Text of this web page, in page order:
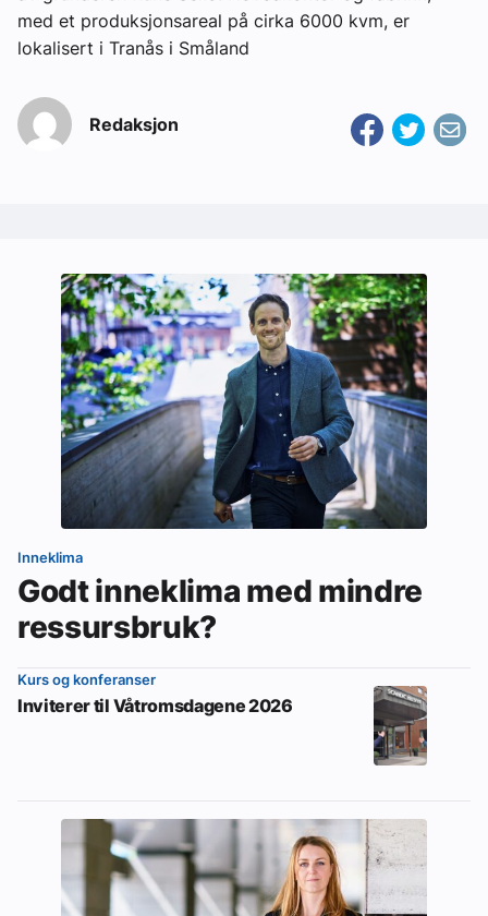
med et produksjonsareal på cirka 6000 kvm, er
lokalisert i Tranås i Småland
Redaksjon
Inneklima
Godt inneklima med mindre
ressursbruk?
Kurs og konferanser
Inviterer til Våtromsdagene 2026